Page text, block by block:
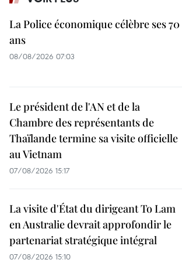
La Police économique célèbre ses 70
ans
08/08/2026 07:03
Le président de l'AN et de la
Chambre des représentants de
Thaïlande termine sa visite officielle
au Vietnam
07/08/2026 15:17
La visite d'État du dirigeant To Lam
en Australie devrait approfondir le
partenariat stratégique intégral
07/08/2026 15:10